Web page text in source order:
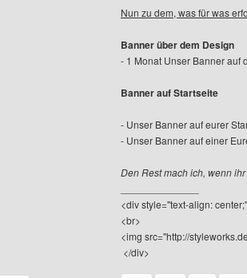
Nun zu dem, was für was
Banner über dem Design
- 1 Monat Unser Banner auf
Banner auf Startseite
- Unser Banner auf eurer
- Unser Banner auf einer
Den Rest mach ich, wenn
<div style="text-align:
<br>
<img src="http://
</div>